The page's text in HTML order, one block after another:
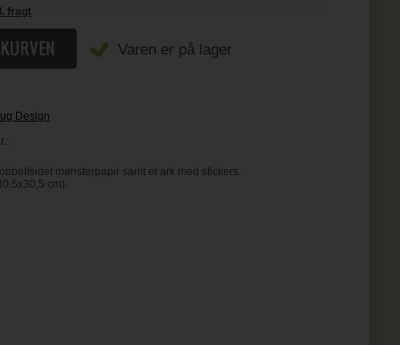
fragt
Varen er på lager
Design
mønsterpapir samt et ark med stickers.
cm).